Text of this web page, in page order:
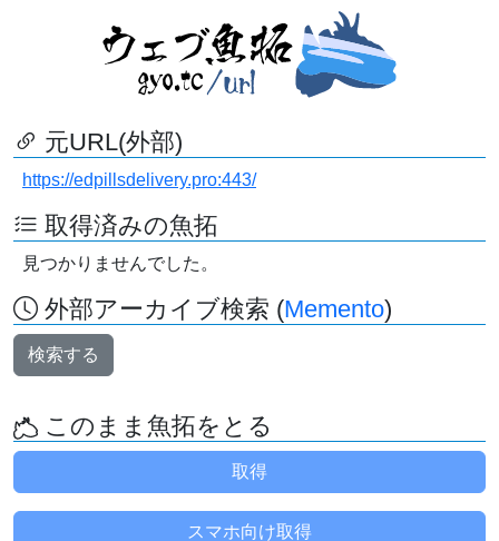
元URL(外部)
https://edpillsdelivery.pro:443/
取得済みの魚拓
見つかりませんでした。
外部アーカイブ検索 (Memento)
検索する
このまま魚拓をとる